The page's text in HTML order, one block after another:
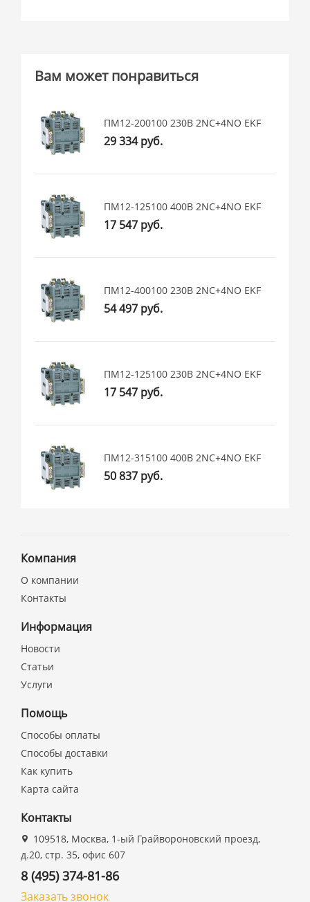
Вам может понравиться
ПМ12-200100 230В 2NC+4NO EKF
29 334 руб.
ПМ12-125100 400В 2NC+4NO EKF
17 547 руб.
ПМ12-400100 230В 2NC+4NO EKF
54 497 руб.
ПМ12-125100 230В 2NC+4NO EKF
17 547 руб.
ПМ12-315100 400В 2NC+4NO EKF
50 837 руб.
Компания
О компании
Контакты
Информация
Новости
Статьи
Услуги
Помощь
Способы оплаты
Способы доставки
Как купить
Карта сайта
Контакты
109518, Москва, 1-ый Грайвороновский проезд,
д.20, стр. 35, офис 607
8 (495) 374-81-86
Заказать звонок